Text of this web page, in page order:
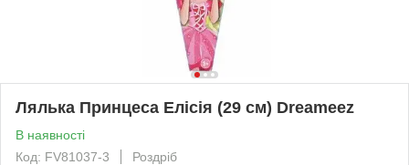
Лялька Принцеса Елісія (29 см) Dreameez
В наявності
Код: FV81037-3
Роздріб